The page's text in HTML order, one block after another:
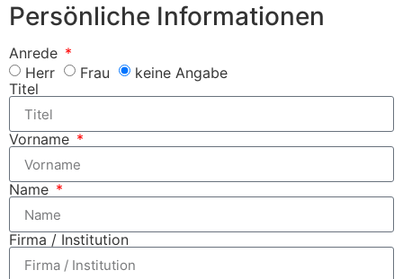
Persönliche Informationen
Anrede
Herr
Frau
keine Angabe
Titel
Vorname
Name
Firma / Institution